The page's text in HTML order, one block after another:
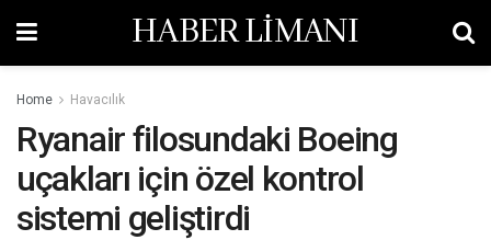
HABER LİMANI
Home Havacılık
Ryanair filosundaki Boeing
uçakları için özel kontrol
sistemi geliştirdi